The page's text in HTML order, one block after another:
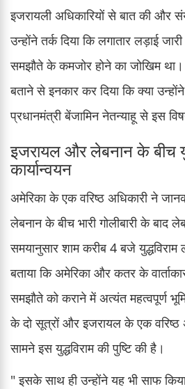
इजरायली अधिकारियों से बात की और
उन्होंने तर्क दिया कि लगातार लड़ाई
समझौते के कमजोर होने का जोखिम
बताने से इनकार कर दिया कि क्या
प्रधानमंत्री बेंजामिन नेतन्याहू से इस
इजरायल और लेबनान के बीच
कार्यान्वयन
अमेरिका के एक वरिष्ठ अधिकारी ने
लेबनान के बीच भारी गोलीबारी के बाद
समयानुसार शाम करीब 4 बजे युद्धविराम
बताया कि अमेरिका और कतर के
समझौते को कराने में अत्यंत महत्वपूर्ण
के दो सूत्रों और इजरायल के एक वरिष्ठ
सामने इस युद्धविराम की पुष्टि की है।
" इसके साथ ही उन्होंने यह भी साफ